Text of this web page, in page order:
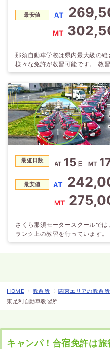
最安値 AT
MT
那須自動車学校は県内最大級の総
様々な免許が教習可能です。 教
な車で那須塩原の街を走ってみ
に那須高原や全国的にも有名な
トクリームも評判です。
最短日数 AT 15 日 MT
最安値 AT
MT
さくら那須モータースクールで
ランク上の教習を行っています
教習が味わえます。しかも、東
HOME 教習所 関東エリアの教習所
東足利自動車教習所
キャンパ！合宿免許は